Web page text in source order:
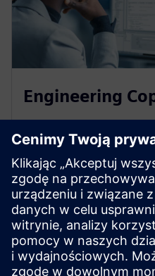
Engineering
Asystent AI do
Masz pytania lub chcesz
swoje dane kontaktowe, a